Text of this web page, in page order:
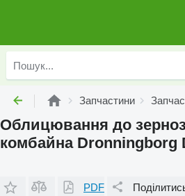
Запчастини
Облицювання до
комбайна Dronningborg
PDF